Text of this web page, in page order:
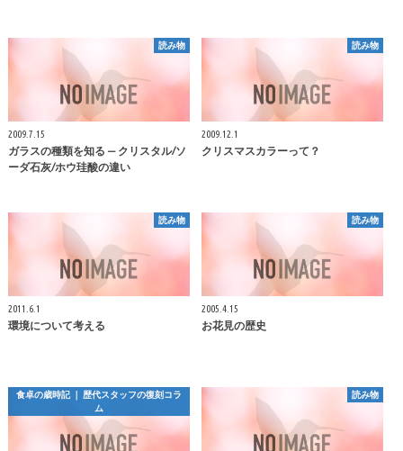
読み物
2009.7.15
ガラスの種類を知る — クリスタル/ソ
ーダ石灰/ホウ珪酸の違い
読み物
2009.12.1
クリスマスカラーって？
読み物
2011.6.1
環境について考える
読み物
2005.4.15
お花見の歴史
食卓の歳時記 ｜ 歴代スタッフの復刻コラ
ム
読み物